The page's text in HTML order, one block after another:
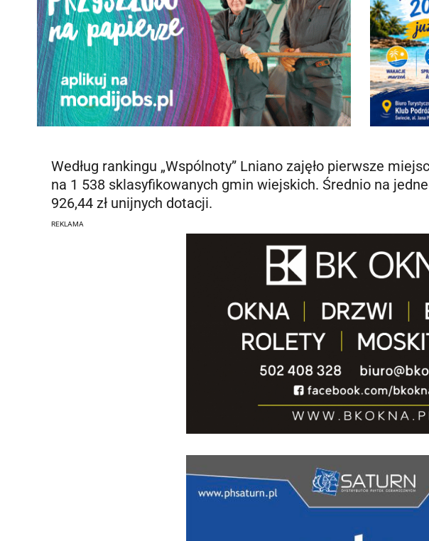
Według rankingu „Wspólnoty” Lniano zajęło pierwsze
na 1 538 sklasyfikowanych gmin wiejskich. Średnio na
926,44 zł unijnych dotacji.
REKLAMA